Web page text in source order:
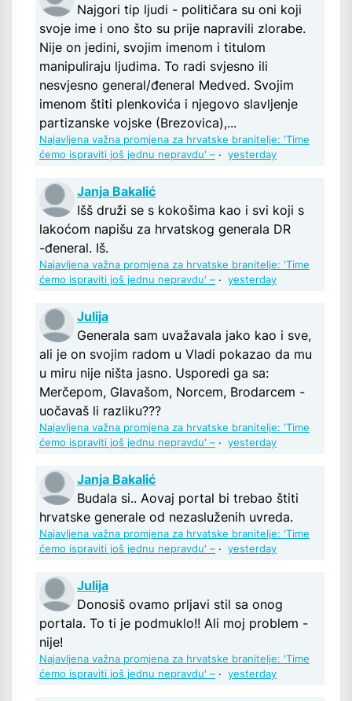
Najgori tip ljudi - političara su oni koji
svoje ime i ono što su prije napravili zlorabe.
Nije on jedini, svojim imenom i titulom
manipuliraju ljudima. To radi svjesno ili
nesvjesno general/đeneral Medved. Svojim
imenom štiti plenkovića i njegovo slavljenje
partizanske vojske (Brezovica),...
Najavljena važna promjena za hrvatske branitelje: 'Time
ćemo ispraviti još jednu nepravdu' – · yesterday
Janja Bakalić
Išš druži se s kokošima kao i svi koji s
lakoćom napišu za hrvatskog generala DR
-đeneral. Iš.
Najavljena važna promjena za hrvatske branitelje: 'Time
ćemo ispraviti još jednu nepravdu' – · yesterday
Julija
Generala sam uvažavala jako kao i sve,
ali je on svojim radom u Vladi pokazao da mu
u miru nije ništa jasno. Usporedi ga sa:
Merčepom, Glavašom, Norcem, Brodarcem -
uočavaš li razliku???
Najavljena važna promjena za hrvatske branitelje: 'Time
ćemo ispraviti još jednu nepravdu' – · yesterday
Janja Bakalić
Budala si.. Aovaj portal bi trebao štiti
hrvatske generale od nezasluženih uvreda.
Najavljena važna promjena za hrvatske branitelje: 'Time
ćemo ispraviti još jednu nepravdu' – · yesterday
Julija
Donosiš ovamo prljavi stil sa onog
portala. To ti je podmuklo!! Ali moj problem -
nije!
Najavljena važna promjena za hrvatske branitelje: 'Time
ćemo ispraviti još jednu nepravdu' – · yesterday